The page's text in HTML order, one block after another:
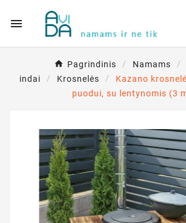

Pagrindinis Namams
indai
Krosnelės
Kazano
puodui, su lentynomis (3